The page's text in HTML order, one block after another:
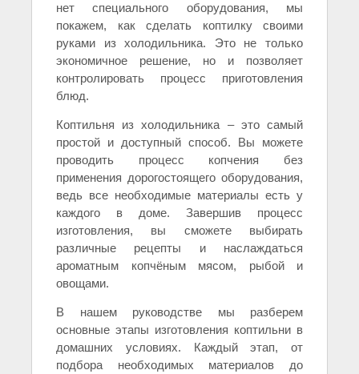
нет специального оборудования, мы
покажем, как сделать коптилку своими
руками из холодильника. Это не только
экономичное решение, но и позволяет
контролировать процесс приготовления
блюд.
Коптильня из холодильника – это самый
простой и доступный способ. Вы можете
проводить процесс копчения без
применения дорогостоящего оборудования,
ведь все необходимые материалы есть у
каждого в доме. Завершив процесс
изготовления, вы сможете выбирать
различные рецепты и наслаждаться
ароматным копчёным мясом, рыбой и
овощами.
В нашем руководстве мы разберем
основные этапы изготовления коптильни в
домашних условиях. Каждый этап, от
подбора необходимых материалов до